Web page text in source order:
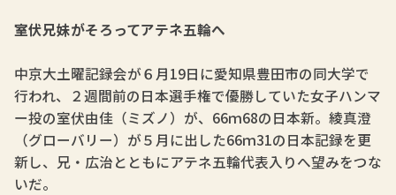
室伏兄妹がそろってアテネ五輪へ
中京大土曜記録会が６月19日に愛知県豊田市の同大学で
行われ、２週間前の日本選手権で優勝していた女子ハンマ
ー投の室伏由佳（ミズノ）が、66ｍ68の日本新。綾真澄
（グローバリー）が５月に出した66ｍ31の日本記録を更
新し、兄・広治とともにアテネ五輪代表入りへ望みをつな
いだ。